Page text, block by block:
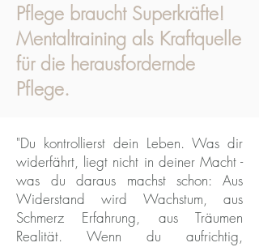
Pflege braucht Superkräfte!
Mentaltraining als Kraftquelle
für die herausfordernde
Pflege.
"Du kontrollierst dein Leben. Was dir
widerfährt, liegt nicht in deiner Macht -
was du daraus machst schon: Aus
Widerstand wird Wachstum, aus
Schmerz Erfahrung, aus Träumen
Realität. Wenn du aufrichtig,